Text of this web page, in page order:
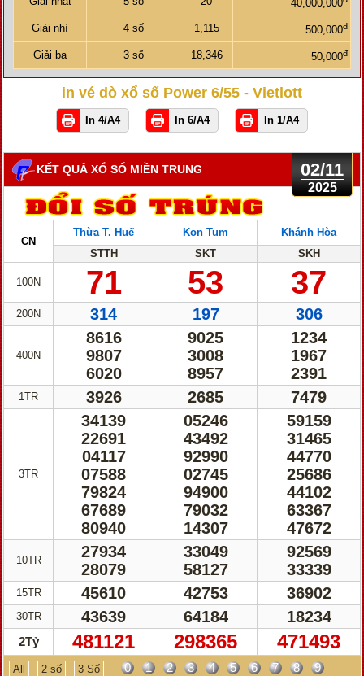
40,000,000
Giải nhì 4 số 1,115 500,000đ
Giải ba 3 số 18,346 50,000đ
in vé dò xổ số Power 6/55 - Vietlott
In 4/A4 In 6/A4 In 1/A4
KẾT QUẢ XỔ SỐ MIỀN TRUNG 02/11
2025
CN
100N
200N
400N
1TR
3TR
10TR
15TR
30TR
2Tỷ
Thừa T. Huế
STTH
71
314
8616
9807
6020
3926
34139
22691
04117
07588
79824
67689
80940
27934
28079
45610
43639
481121
Kon Tum
SKT
53
197
9025
3008
8957
2685
05246
43492
92990
02745
94900
79032
14307
33049
58127
42753
64184
298365
Khánh Hòa
SKH
37
306
1234
1967
2391
7479
59159
31465
44770
25686
44102
63367
47672
92569
33339
36902
18234
471493
All 2 số 3 Số 0 1 2 3 4 5 6 7 8 9